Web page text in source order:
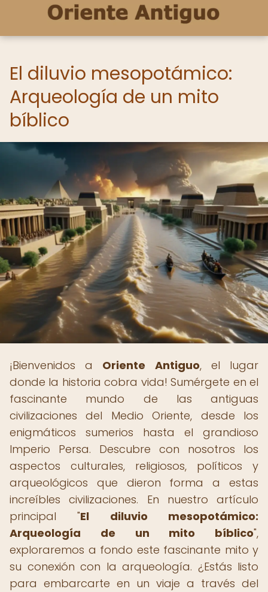
El diluvio mesopotámico:
Arqueología de un mito
bíblico
¡Bienvenidos a Oriente Antiguo, el lugar
donde la historia cobra vida! Sumérgete en el
fascinante mundo de las antiguas
civilizaciones del Medio Oriente, desde los
enigmáticos sumerios hasta el grandioso
Imperio Persa. Descubre con nosotros los
aspectos culturales, religiosos, políticos y
arqueológicos que dieron forma a estas
increíbles civilizaciones. En nuestro artículo
principal "El diluvio mesopotámico:
Arqueología de un mito bíblico",
exploraremos a fondo este fascinante mito y
su conexión con la arqueología. ¿Estás listo
para embarcarte en un viaje a través del